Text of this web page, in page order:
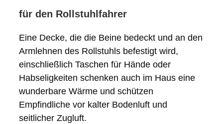
für den Rollstuhlfahrer
Eine Decke, die die Beine bedeckt und an den
Armlehnen des Rollstuhls befestigt wird,
einschließlich Taschen für Hände oder
Habseligkeiten schenken auch im Haus eine
wunderbare Wärme und schützen
Empfindliche vor kalter Bodenluft und
seitlicher Zugluft.